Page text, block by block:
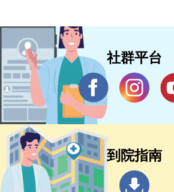
社群平台
到院指南